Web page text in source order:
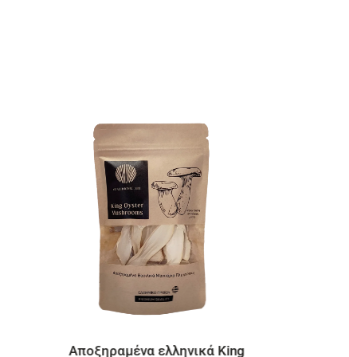
Spiroulina PLATENSIS Σκόνη